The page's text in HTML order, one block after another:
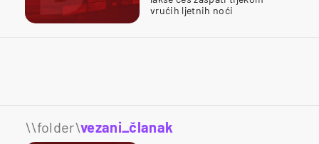
vrućih ljetnih noći
\\folder\vezani_članak